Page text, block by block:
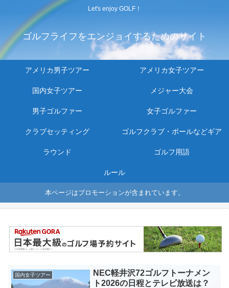
Let's enjoy GOLF！
ゴルフライフをエンジョイするためのサイト
アメリカ男子ツアー アメリカ女子ツアー
国内女子ツアー メジャー大会
男子ゴルファー 女子ゴルファー
クラブセッティング ゴルフクラブ・ボールなどギア
ラウンド ゴルフ用語
ルール
本ページはプロモーションが含まれています。
国内女子ツアー
NEC軽井沢72ゴルフトーナメン
ト2026の日程とテレビ放送は？